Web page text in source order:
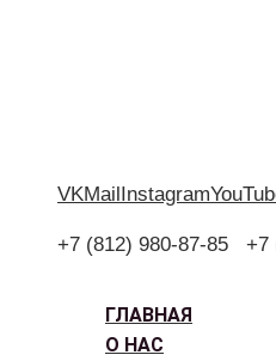
VKMailInstagram
+7 (812) 980-87-85 +7
ГЛАВНАЯ
О НАС